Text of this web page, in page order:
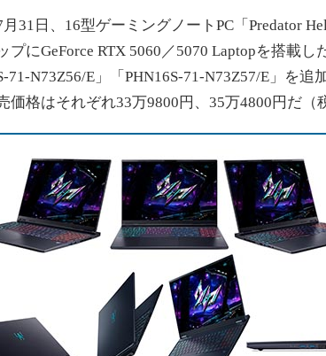
31日、16型ゲーミングノートPC「Predator
プにGeForce RTX 5060／5070 Laptopを搭載
71-N73Z56/E」「PHN16S-71-N73Z57/E」を追
価格はそれぞれ33万9800円、35万4800円だ（